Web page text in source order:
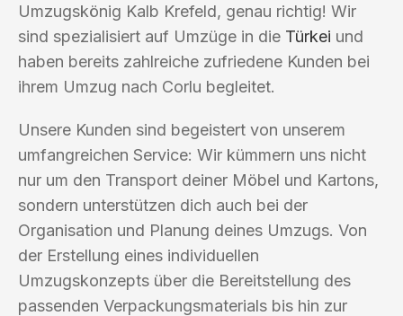
Umzugskönig Kalb Krefeld, genau richtig! Wir
sind spezialisiert auf Umzüge in die Türkei und
haben bereits zahlreiche zufriedene Kunden bei
ihrem Umzug nach Corlu begleitet.
Unsere Kunden sind begeistert von unserem
umfangreichen Service: Wir kümmern uns nicht
nur um den Transport deiner Möbel und Kartons,
sondern unterstützen dich auch bei der
Organisation und Planung deines Umzugs. Von
der Erstellung eines individuellen
Umzugskonzepts über die Bereitstellung des
passenden Verpackungsmaterials bis hin zur